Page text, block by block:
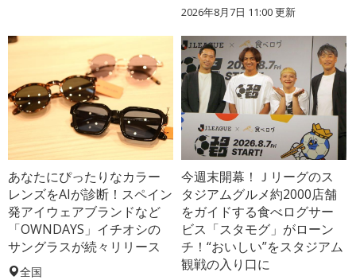
2026年8月7日 11:00更新
あなたにぴったりなカラー
レンズをAIが診断！スペイン
発アイウェアブランドなど
「OWNDAYS」イチオシの
サングラスが続々リリース
全国
今週末開幕！Ｊリーグのス
タジアムグルメ約2000店舗
をガイドする食べログサー
ビス「スタモグ」がローン
チ！“おいしい”をスタジアム
観戦の入り口に